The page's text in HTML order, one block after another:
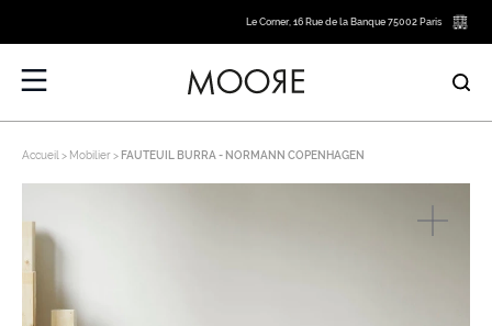
Le Corner, 16 Rue de la Banque 75002 Paris
Accueil Mobilier FAUTEUIL BURRA - NORMANN COPENHAGEN